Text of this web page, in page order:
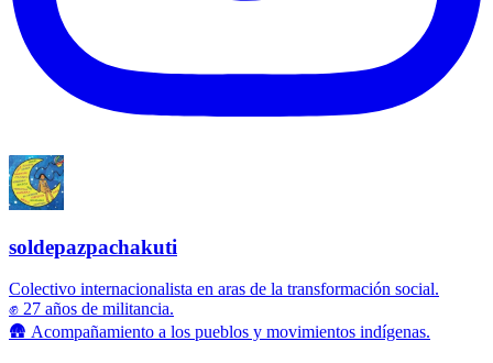
soldepazpachakuti
Colectivo internacionalista en aras de la transformación social.
✊ 27 años de militancia.
🛖 Acompañamiento a los pueblos y movimientos indígenas.